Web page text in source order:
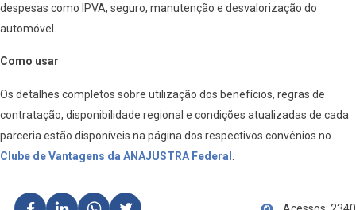
despesas como IPVA, seguro, manutenção e desvalorização do
automóvel.
Como usar
Os detalhes completos sobre utilização dos benefícios, regras de
contratação, disponibilidade regional e condições atualizadas de cada
parceria estão disponíveis na página dos respectivos convênios no
Clube de Vantagens da ANAJUSTRA Federal